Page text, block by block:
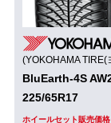
(YOKOHAMA TIRE(
BluEarth-4S
225/65R17
ホイールセット販売価格